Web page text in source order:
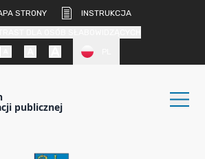
STRONY
INSTRUKCJA
publicznej